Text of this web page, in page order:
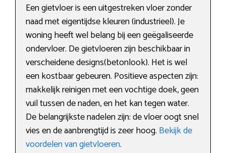
Een gietvloer is een uitgestreken vloer zonder
naad met eigentijdse kleuren (industrieel). Je
woning heeft wel belang bij een geëgaliseerde
ondervloer. De gietvloeren zijn beschikbaar in
verscheidene designs(betonlook). Het is wel
een kostbaar gebeuren. Positieve aspecten zijn:
makkelijk reinigen met een vochtige doek, geen
vuil tussen de naden, en het kan tegen water.
De belangrijkste nadelen zijn: de vloer oogt snel
vies en de aanbrengtijd is zeer hoog. Bekijk de
voordelen van gietvloeren.